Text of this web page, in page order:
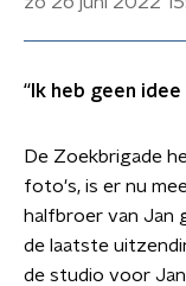
“Ik heb geen idee
De Zoekbrigade
foto's, is er nu
halfbroer van Jan
de laatste
de studio voor